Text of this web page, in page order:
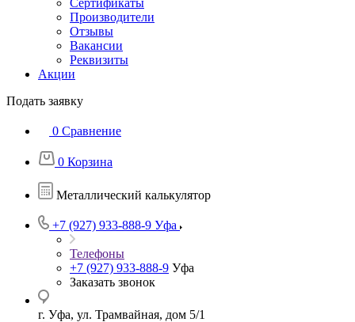
Сертификаты
Производители
Отзывы
Вакансии
Реквизиты
Акции
Подать заявку
0 Сравнение
0 Корзина
Металлический калькулятор
+7 (927) 933-888-9 Уфа
Телефоны
+7 (927) 933-888-9 Уфа
Заказать звонок
г. Уфа, ул. Трамвайная, дом 5/1